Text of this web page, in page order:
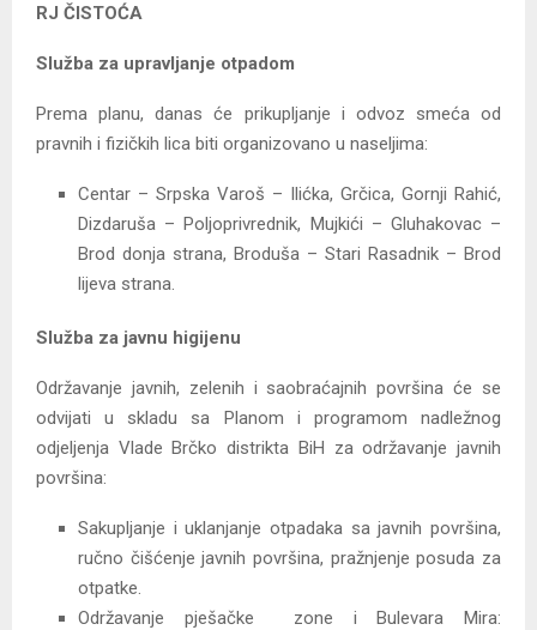
RJ ČISTOĆA
Služba za upravljanje otpadom
Prema planu, danas će prikupljanje i odvoz smeća od
pravnih i fizičkih lica biti organizovano u naseljima:
Centar – Srpska Varoš – Ilićka, Grčica, Gornji Rahić,
Dizdaruša – Poljoprivrednik, Mujkići – Gluhakovac –
Brod donja strana, Broduša – Stari Rasadnik – Brod
lijeva strana.
Služba za javnu higijenu
Održavanje javnih, zelenih i saobraćajnih površina će se
odvijati u skladu sa Planom i programom nadležnog
odjeljenja Vlade Brčko distrikta BiH za održavanje javnih
površina:
Sakupljanje i uklanjanje otpadaka sa javnih površina,
ručno čišćenje javnih površina, pražnjenje posuda za
otpatke.
Održavanje pješačke zone i Bulevara Mira: